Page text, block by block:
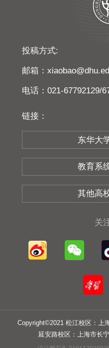
投稿方式:
邮箱：
电话：021-67792129/
链接：
关
Copyright©2021 松江校区：上
延安路校区：上海市长